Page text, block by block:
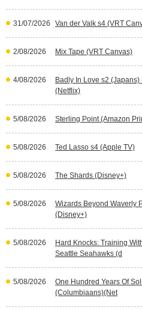
31/07/2026 Van der Valk s4 (VRT
2/08/2026 Mix Tape (VRT Canvas)
4/08/2026
Badly In Love s2 (Japans)
(Netflix)
5/08/2026 Sterling Point (Amazon
5/08/2026 Ted Lasso s4 (Apple TV)
5/08/2026 The Shards (Disney+)
5/08/2026
Wizards Beyond Waverly
(Disney+)
5/08/2026
Hard Knocks: Training
Seattle Seahawks (d
5/08/2026
One Hundred Years Of
(Columbiaans)(Net